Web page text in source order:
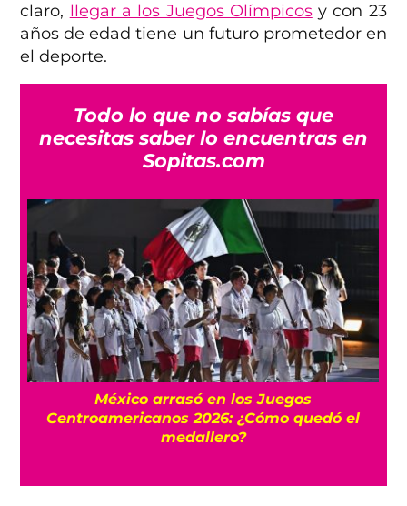
claro, llegar a los Juegos Olímpicosy con 23
años de edad tiene un futuro prometedor en
el deporte.
Todo lo que no sabías que
necesitas saber lo encuentras en
Sopitas.com
México arrasó en los Juegos
Centroamericanos 2026: ¿Cómo quedó el
medallero?